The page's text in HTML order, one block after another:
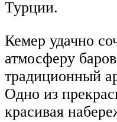
Турции.
Кемер удачно
атмосферу
традиционный
Одно из
красивая